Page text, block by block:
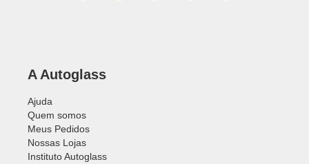
A Autoglass
Ajuda
Quem somos
Meus Pedidos
Nossas Lojas
Instituto Autoglass